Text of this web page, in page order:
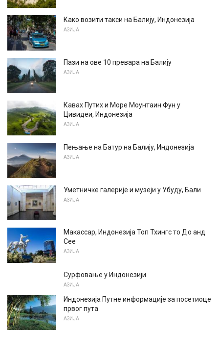
Како возити такси на Балију, Индонезија
АЗИЈА
Пази на ове 10 превара на Балију
АЗИЈА
Кавах Путих и Море Моунтаин Фун у
Цивидеи, Индонезија
АЗИЈА
Пењање на Батур на Балију, Индонезија
АЗИЈА
Уметничке галерије и музеји у Убуду, Бали
АЗИЈА
Макассар, Индонезија Топ Тхингс то До анд
Сее
АЗИЈА
Сурфовање у Индонезији
АЗИЈА
Индонезија Путне информације за посетиоце
првог пута
АЗИЈА